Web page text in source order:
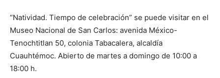
“Natividad. Tiempo de celebración” se puede visitar en el
Museo Nacional de San Carlos: avenida México-
Tenochtitlan 50, colonia Tabacalera, alcaldía
Cuauhtémoc. Abierto de martes a domingo de 10:00 a
18:00 h.